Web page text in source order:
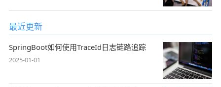
最近更新
SpringBoot如何使用TraceId日志链路追踪
2025-01-01